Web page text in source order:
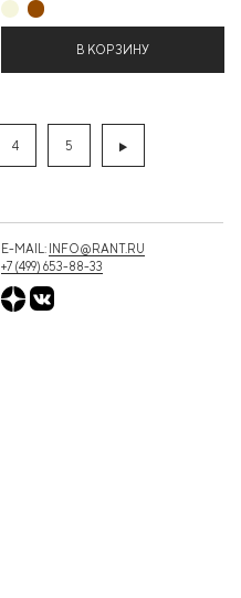
В КОРЗИНУ
4 5
E-MAIL: INFO@RANT.RU
+7 (499) 653-88-33